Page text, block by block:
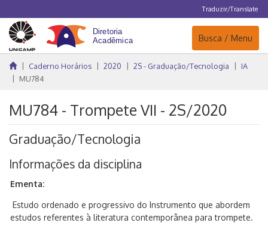
Traduzir/Translate
Navegação
Busca / Menu
Caderno Horários 2020 2S - Graduação/Tecnologia
IA
MU784
MU784 - Trompete VII - 2S/2020
Graduação/Tecnologia
Informações da disciplina
Ementa:
Estudo ordenado e progressivo do Instrumento que abordem
estudos referentes à literatura contemporânea para trompete.